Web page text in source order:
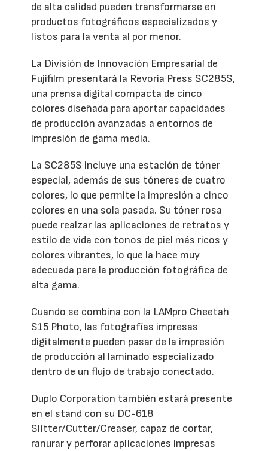
de alta calidad pueden transformarse en
productos fotográficos especializados y
listos para la venta al por menor.
La División de Innovación Empresarial de
Fujifilm presentará la Revoria Press SC285S,
una prensa digital compacta de cinco
colores diseñada para aportar capacidades
de producción avanzadas a entornos de
impresión de gama media.
La SC285S incluye una estación de tóner
especial, además de sus tóneres de cuatro
colores, lo que permite la impresión a cinco
colores en una sola pasada. Su tóner rosa
puede realzar las aplicaciones de retratos y
estilo de vida con tonos de piel más ricos y
colores vibrantes, lo que la hace muy
adecuada para la producción fotográfica de
alta gama.
Cuando se combina con la LAMpro Cheetah
S15 Photo, las fotografías impresas
digitalmente pueden pasar de la impresión
de producción al laminado especializado
dentro de un flujo de trabajo conectado.
Duplo Corporation también estará presente
en el stand con su DC-618
Slitter/Cutter/Creaser, capaz de cortar,
ranurar y perforar aplicaciones impresas